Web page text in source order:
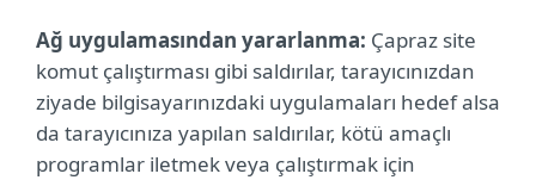
Ağ uygulamasından yararlanma: Çapraz site
komut çalıştırması gibi saldırılar, tarayıcınızdan
ziyade bilgisayarınızdaki uygulamaları hedef alsa
da tarayıcınıza yapılan saldırılar, kötü amaçlı
programlar iletmek veya çalıştırmak için